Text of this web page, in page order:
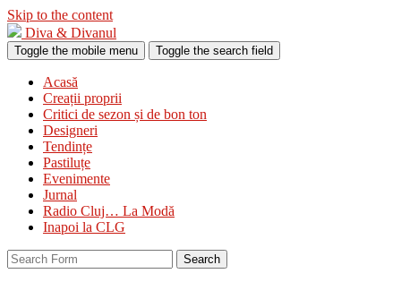
Skip to the content
Diva & Divanul
Toggle the mobile menu Toggle the search field
Acasă
Creații proprii
Critici de sezon și de bon ton
Designeri
Tendințe
Pastiluțe
Evenimente
Jurnal
Radio Cluj… La Modă
Inapoi la CLG
Search